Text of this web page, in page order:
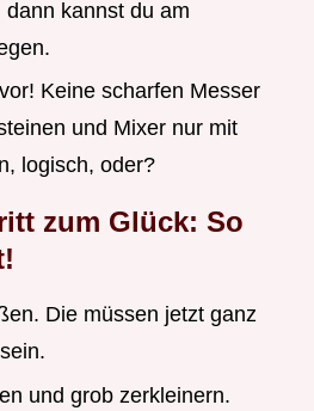
kannst du am
Keine scharfen Messer
und Mixer nur mit
logisch, oder?
zum Glück: So
Die müssen jetzt ganz
und grob zerkleinern.